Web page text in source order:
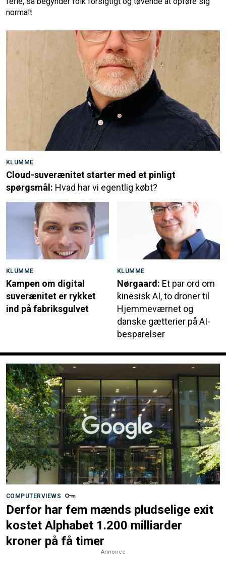
normalt
KLUMME
Cloud-suverænitet starter med et pinligt
spørgsmål: Hvad har vi egentlig købt?
KLUMME
Kampen om digital
suverænitet er rykket
ind på fabriksgulvet
KLUMME
Nørgaard: Et par ord om
kinesisk AI, to droner til
Hjemmeværnet og
danske gætterier på AI-
besparelser
COMPUTERVIEWS
Derfor har fem mænds pludselige exit
kostet Alphabet 1.200 milliarder
kroner på få timer
Annonce